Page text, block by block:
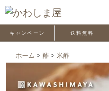
キャンペーン 送料無料
ホーム > 酢 > 米酢